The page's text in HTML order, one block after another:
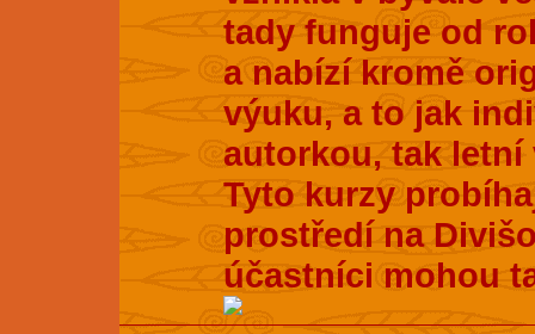
tady funguje od
a nabízí kromě
výuku, a to jak
autorkou, tak letní
Tyto kurzy
prostředí na
účastníci mohou